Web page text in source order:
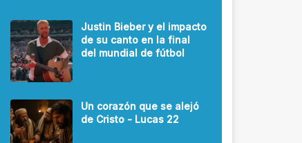
Justin Bieber y el impacto
de su canto en la final
del mundial de fútbol
Un corazón que se alejó
de Cristo - Lucas 22